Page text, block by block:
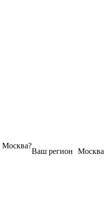
Москва
Ваш регион
Москва?